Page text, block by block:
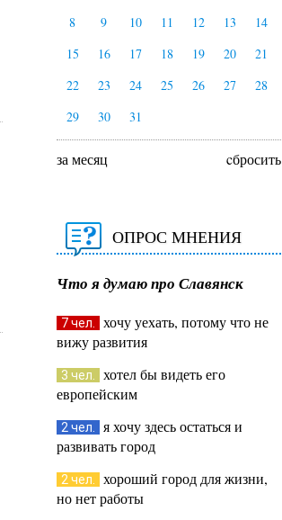
8
9 10 11 12 13
14
15
16 17 18 19 20
21
22
23 24 25 26 27
28
29
30 31
за месяц cбросить
ОПРОС МНЕНИЯ
Что я думаю про Славянск
7 чел.
хочу уехать, потому что не
вижу развития
3 чел.
хотел бы видеть его
европейским
2 чел.
я хочу здесь остаться и
развивать город
2 чел.
хороший город для жизни,
но нет работы